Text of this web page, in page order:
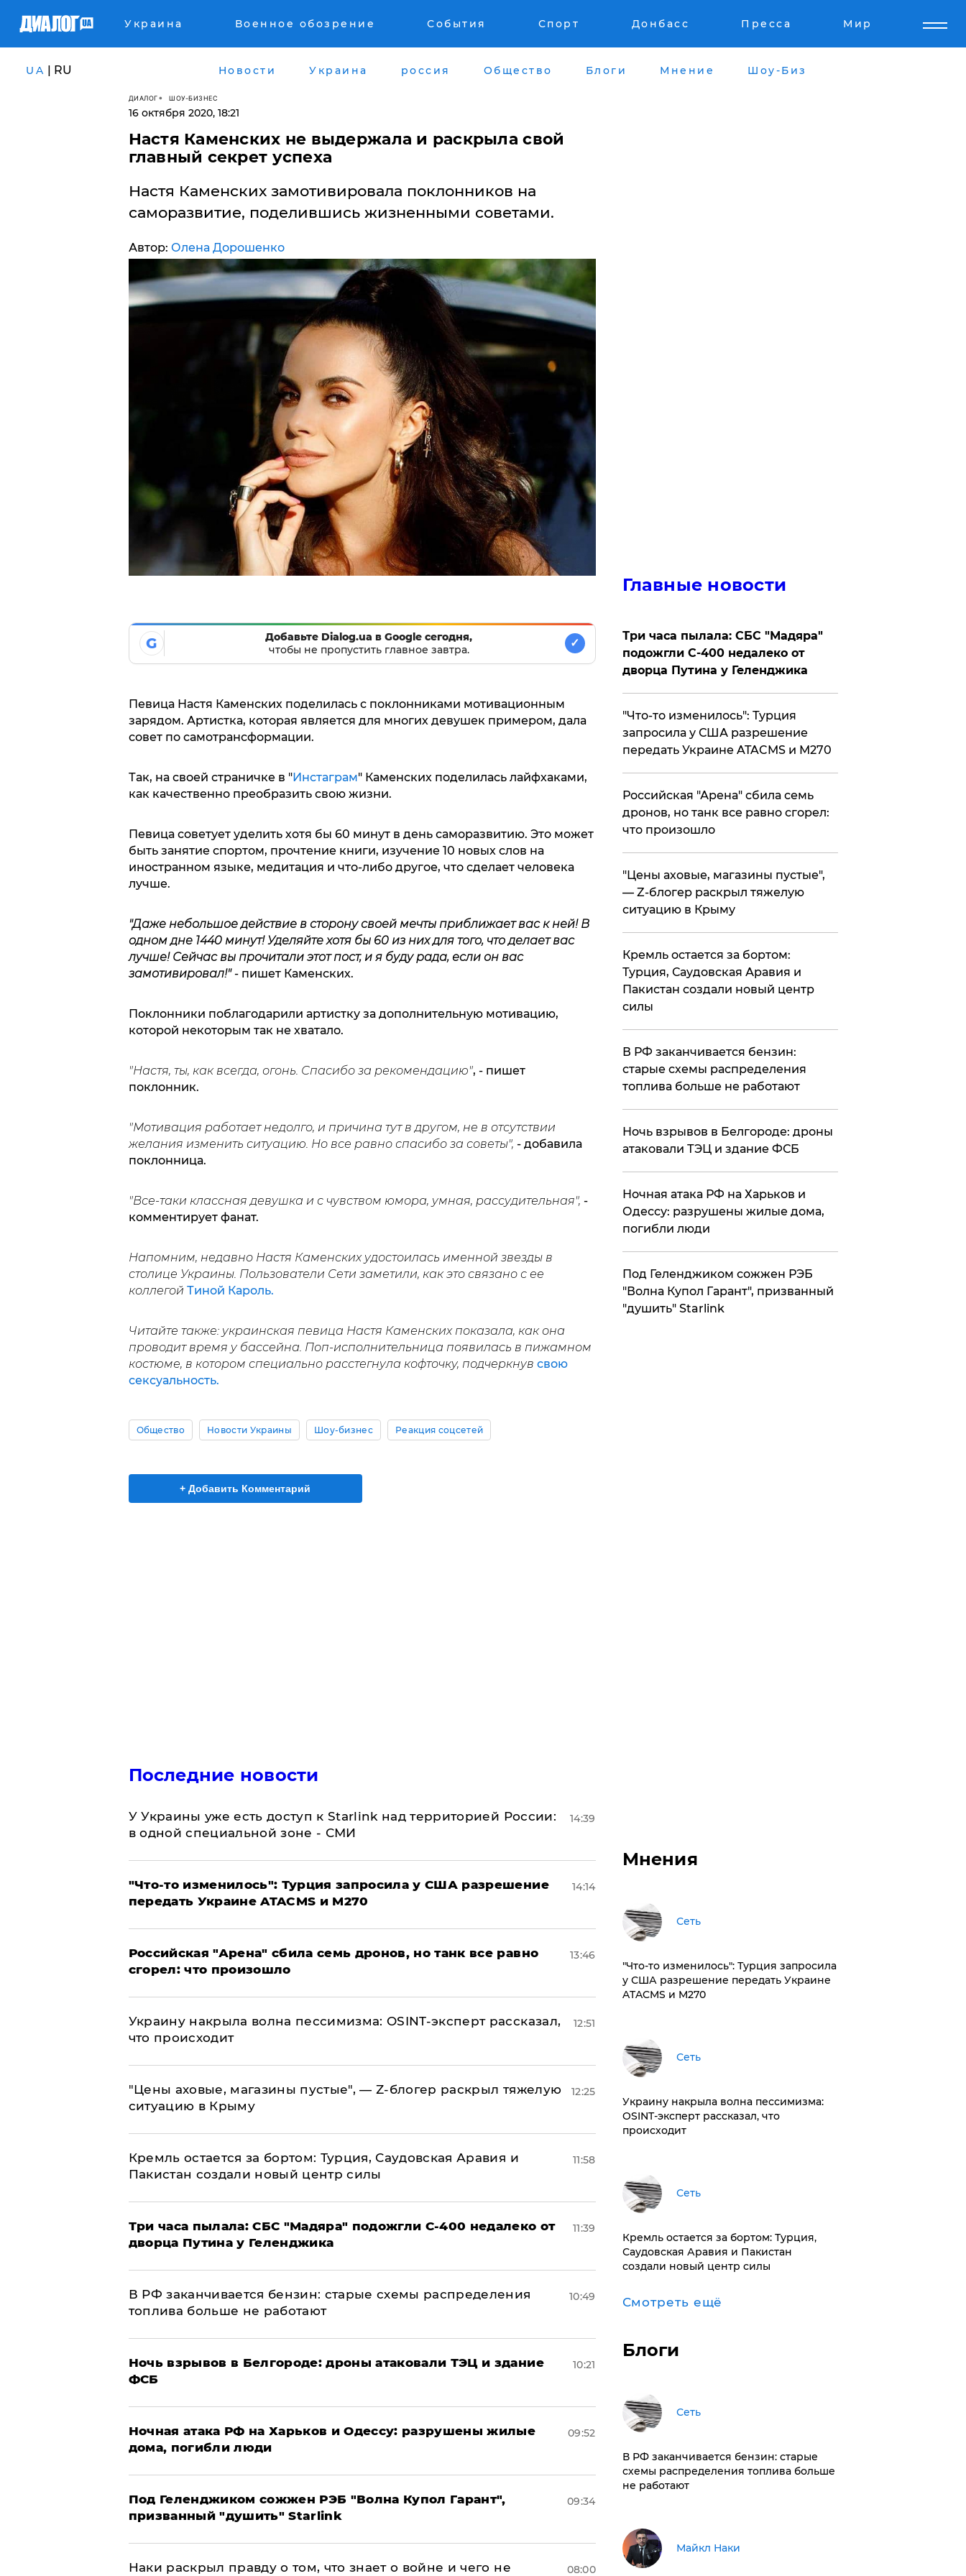
Украина Военное обозрение События Спорт Донбасс Пресса Мир
UA | RU Новости Украина россия Общество Блоги Мнение Шоу-Биз
ДИАЛОГ ШОУ-БИЗНЕС
16 октября 2020, 18:21
Настя Каменских не выдержала и раскрыла свой
главный секрет успеха
Настя Каменских замотивировала поклонников на
саморазвитие, поделившись жизненными советами.
Автор: Олена Дорошенко
G
Добавьте Dialog.ua в Google сегодня,
чтобы не пропустить главное завтра.
✓
Певица Настя Каменских поделилась с поклонниками мотивационным
зарядом. Артистка, которая является для многих девушек примером, дала
совет по самотрансформации.
Так, на своей страничке в "Инстаграм" Каменских поделилась лайфхаками,
как качественно преобразить свою жизни.
Певица советует уделить хотя бы 60 минут в день саморазвитию. Это может
быть занятие спортом, прочтение книги, изучение 10 новых слов на
иностранном языке, медитация и что-либо другое, что сделает человека
лучше.
"Даже небольшое действие в сторону своей мечты приближает вас к ней! В
одном дне 1440 минут! Уделяйте хотя бы 60 из них для того, что делает вас
лучше! Сейчас вы прочитали этот пост, и я буду рада, если он вас
замотивировал!"- пишет Каменских.
Поклонники поблагодарили артистку за дополнительную мотивацию,
которой некоторым так не хватало.
"Настя, ты, как всегда, огонь. Спасибо за рекомендацию", - пишет
поклонник.
"Мотивация работает недолго, и причина тут в другом, не в отсутствии
желания изменить ситуацию. Но все равно спасибо за советы", - добавила
поклонница.
"Все-таки классная девушка и с чувством юмора, умная, рассудительная", -
комментирует фанат.
Напомним, недавно Настя Каменских удостоилась именной звезды в
столице Украины. Пользователи Сети заметили, как это связано с ее
коллегой Тиной Кароль.
Читайте также: украинская певица Настя Каменских показала, как она
проводит время у бассейна. Поп-исполнительница появилась в пижамном
костюме, в котором специально расстегнула кофточку, подчеркнув свою
сексуальность.
Общество Новости Украины Шоу-бизнес Реакция соцсетей
+ Добавить Комментарий
Последние новости
У Украины уже есть доступ к Starlink над территорией России:
в одной специальной зоне - СМИ
14:39
​"Что-то изменилось": Турция запросила у США разрешение
передать Украине ATACMS и M270
14:14
​Российская "Арена" сбила семь дронов, но танк все равно
сгорел: что произошло
13:46
​Украину накрыла волна пессимизма: OSINT-эксперт рассказал,
что происходит
12:51
​"Цены аховые, магазины пустые", — Z-блогер раскрыл тяжелую
ситуацию в Крыму
12:25
​Кремль остается за бортом: Турция, Саудовская Аравия и
Пакистан создали новый центр силы
11:58
Три часа пылала: СБС "Мадяра" подожгли С-400 недалеко от
дворца Путина у Геленджика
11:39
​В РФ заканчивается бензин: старые схемы распределения
топлива больше не работают
10:49
​Ночь взрывов в Белгороде: дроны атаковали ТЭЦ и здание
ФСБ
10:21
​Ночная атака РФ на Харьков и Одессу: разрушены жилые
дома, погибли люди
09:52
Под Геленджиком сожжен РЭБ "Волна Купол Гарант",
призванный "душить" Starlink
09:34
Наки раскрыл правду о том, что знает о войне и чего не 08:00
Главные новости
Три часа пылала: СБС "Мадяра"
подожгли С-400 недалеко от
дворца Путина у Геленджика
​"Что-то изменилось": Турция
запросила у США разрешение
передать Украине ATACMS и M270
​Российская "Арена" сбила семь
дронов, но танк все равно сгорел:
что произошло
​"Цены аховые, магазины пустые",
— Z-блогер раскрыл тяжелую
ситуацию в Крыму
​Кремль остается за бортом:
Турция, Саудовская Аравия и
Пакистан создали новый центр
силы
​В РФ заканчивается бензин:
старые схемы распределения
топлива больше не работают
​Ночь взрывов в Белгороде: дроны
атаковали ТЭЦ и здание ФСБ
​Ночная атака РФ на Харьков и
Одессу: разрушены жилые дома,
погибли люди
Под Геленджиком сожжен РЭБ
"Волна Купол Гарант", призванный
"душить" Starlink
Мнения
Сеть
​"Что-то изменилось": Турция запросила
у США разрешение передать Украине
ATACMS и M270
Сеть
​Украину накрыла волна пессимизма:
OSINT-эксперт рассказал, что
происходит
Сеть
​Кремль остается за бортом: Турция,
Саудовская Аравия и Пакистан
создали новый центр силы
Смотреть ещё
Блоги
Сеть
​В РФ заканчивается бензин: старые
схемы распределения топлива больше
не работают
Майкл Наки